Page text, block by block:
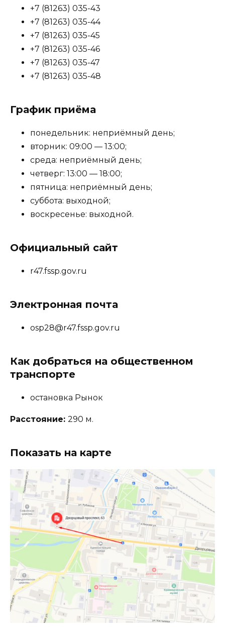
+7 (81263) 035-43
+7 (81263) 035-44
+7 (81263) 035-45
+7 (81263) 035-46
+7 (81263) 035-47
+7 (81263) 035-48
График приёма
понедельник: неприёмный день;
вторник: 09:00 — 13:00;
среда: неприёмный день;
четверг: 13:00 — 18:00;
пятница: неприёмный день;
суббота: выходной;
воскресенье: выходной.
Официальный сайт
r47.fssp.gov.ru
Электронная почта
osp28@r47.fssp.gov.ru
Как добраться на общественном
транспорте
остановка Рынок
Расстояние: 290 м.
Показать на карте